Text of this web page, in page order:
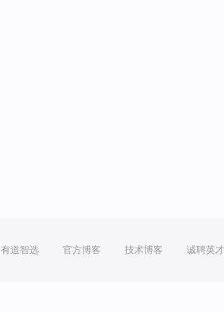
有道智选 官方博客 技术博客 诚聘英才